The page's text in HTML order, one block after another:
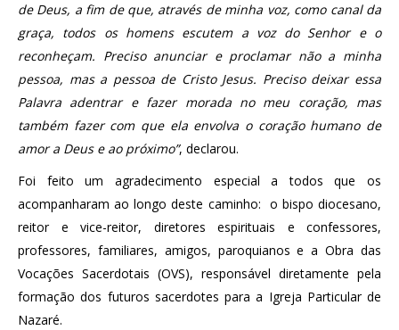
de Deus, a fim de que, através de minha voz, como canal da
graça, todos os homens escutem a voz do Senhor e o
reconheçam. Preciso anunciar e proclamar não a minha
pessoa, mas a pessoa de Cristo Jesus. Preciso deixar essa
Palavra adentrar e fazer morada no meu coração, mas
também fazer com que ela envolva o coração humano de
amor a Deus e ao próximo”, declarou.
Foi feito um agradecimento especial a todos que os
acompanharam ao longo deste caminho: o bispo diocesano,
reitor e vice-reitor, diretores espirituais e confessores,
professores, familiares, amigos, paroquianos e a Obra das
Vocações Sacerdotais (OVS), responsável diretamente pela
formação dos futuros sacerdotes para a Igreja Particular de
Nazaré.